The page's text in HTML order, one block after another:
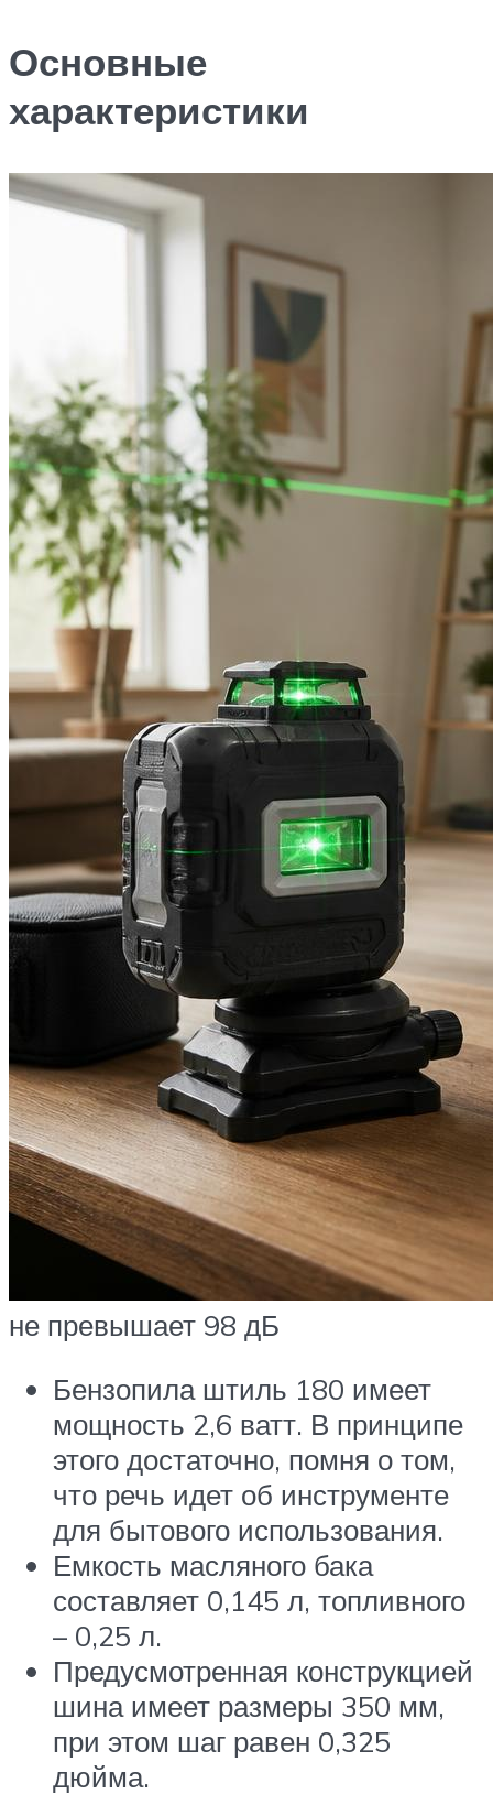
Основные
характеристики
не превышает 98 дБ
Бензопила штиль 180 имеет
мощность 2,6 ватт. В принципе
этого достаточно, помня о том,
что речь идет об инструменте
для бытового использования.
Емкость масляного бака
составляет 0,145 л, топливного
– 0,25 л.
Предусмотренная конструкцией
шина имеет размеры 350 мм,
при этом шаг равен 0,325
дюйма.